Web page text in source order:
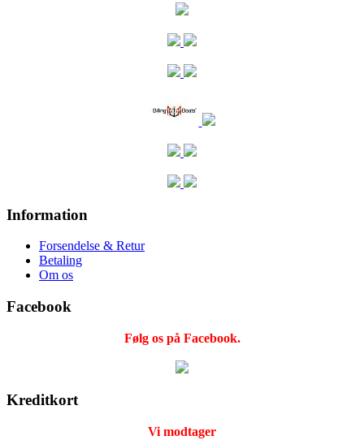
Information
Forsendelse & Retur
Betaling
Om os
Facebook
Følg os på Facebook.
Kreditkort
Vi modtager